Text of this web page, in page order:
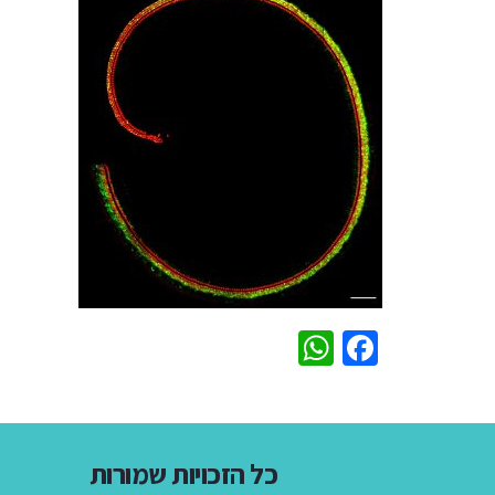
Facebook
כל הזכויות שמורות